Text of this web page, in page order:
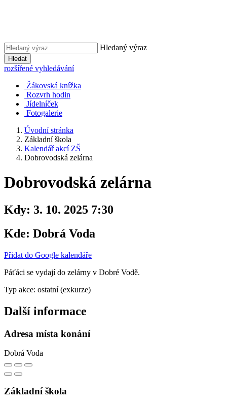
Hledaný výraz
Hledat
rozšířené vyhledávání
Žákovská knížka
Rozvrh hodin
Jídelníček
Fotogalerie
Úvodní stránka
Základní škola
Kalendář akcí ZŠ
Dobrovodská zelárna
Dobrovodská zelárna
Kdy: 3. 10. 2025 7:30
Kde: Dobrá Voda
Přidat do Google kalendáře
Páťáci se vydají do zelárny v Dobré Vodě.
Typ akce: ostatní (exkurze)
Další informace
Adresa místa konání
Dobrá Voda
Základní škola